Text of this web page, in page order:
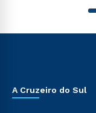
A Cruzeiro do Sul